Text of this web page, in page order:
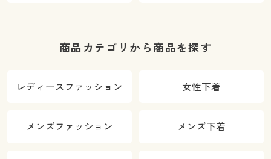
商品カテゴリから商品を探す
レディースファッション 女性下着
メンズファッション メンズ下着